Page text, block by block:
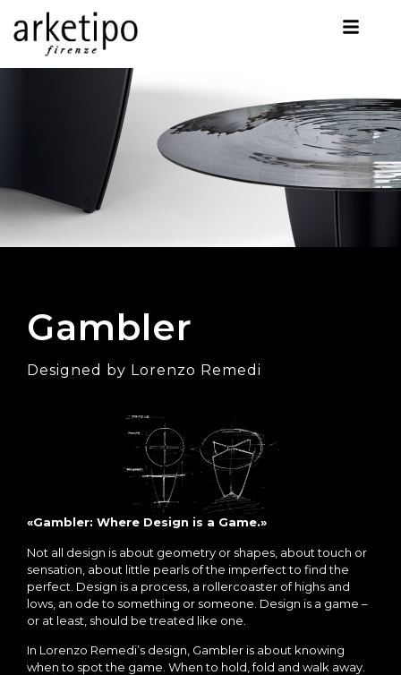
Gambler
Designed by Lorenzo Remedi
«Gambler: Where Design is a Game.»
Not all design is about geometry or shapes, about touch or
sensation, about little pearls of the imperfect to find the
perfect. Design is a process, a rollercoaster of highs and
lows, an ode to something or someone. Design is a game –
or at least, should be treated like one.
In Lorenzo Remedi’s design, Gambler is about knowing
when to spot the game. When to hold, fold and walk away.